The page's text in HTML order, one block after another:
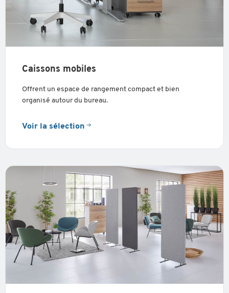
Caissons mobiles
Offrent un espace de rangement compact et bien
organisé autour du bureau.
Voir la sélection